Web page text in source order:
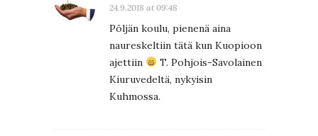
24.9.2018 at 09:48
Pöljän koulu, pienenä aina
naureskeltiin tätä kun Kuopioon
ajettiin
T. Pohjois-Savolainen
Kiuruvedeltä, nykyisin
Kuhmossa.